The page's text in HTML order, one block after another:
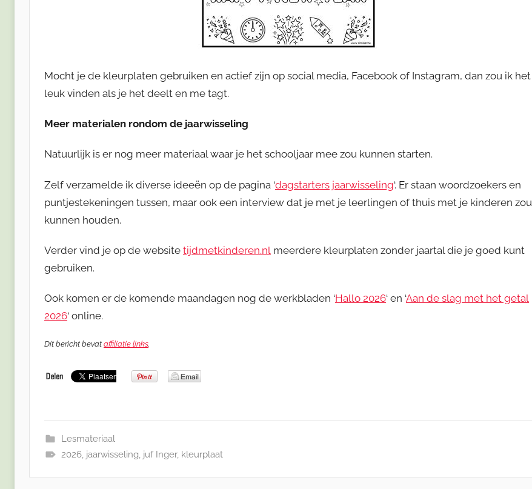
Mocht je de kleurplaten gebruiken en actief zijn op social media, Facebook of Instagram, dan zou ik het
leuk vinden als je het deelt en me tagt.
Meer materialen rondom de jaarwisseling
Natuurlijk is er nog meer materiaal waar je het schooljaar mee zou kunnen starten.
Zelf verzamelde ik diverse ideeën op de pagina ‘dagstarters jaarwisseling‘. Er staan woordzoekers en
puntjestekeningen tussen, maar ook een interview dat je met je leerlingen of thuis met je kinderen zou
kunnen houden.
Verder vind je op de website tijdmetkinderen.nl meerdere kleurplaten zonder jaartal die je goed kunt
gebruiken.
Ook komen er de komende maandagen nog de werkbladen ‘Hallo 2026‘ en ‘Aan de slag met het getal
2026‘ online.
Dit bericht bevat affiliatie links.
Lesmateriaal
2026, jaarwisseling, juf Inger, kleurplaat